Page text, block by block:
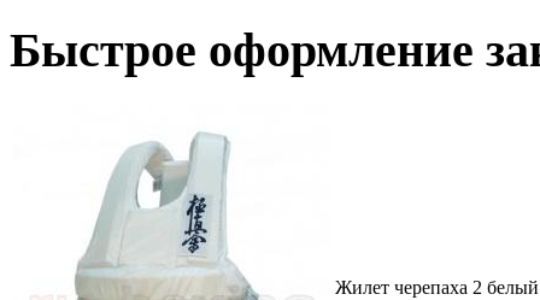
Быстрое оформление
Жилет черепаха 2